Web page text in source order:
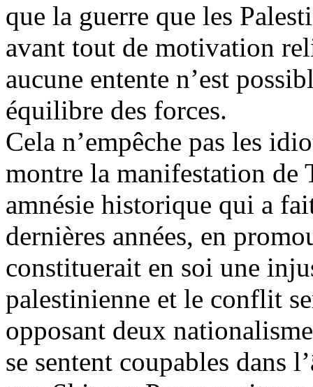
que la guerre que les
avant tout de motivation
aucune entente n’est
équilibre des forces.
Cela n’empêche pas les
montre la manifestation de
amnésie historique qui a
dernières années, en
constituerait en soi une
palestinienne et le conflit
opposant deux
se sentent coupables dans